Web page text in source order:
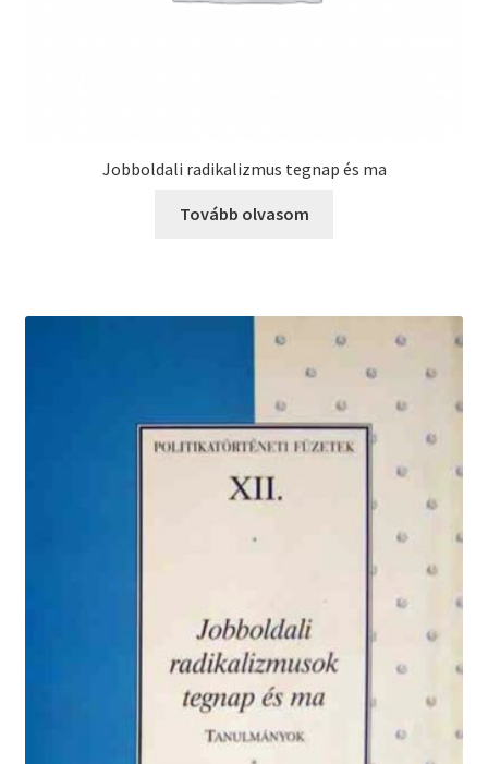
Jobboldali radikalizmus tegnap és ma
Tovább olvasom